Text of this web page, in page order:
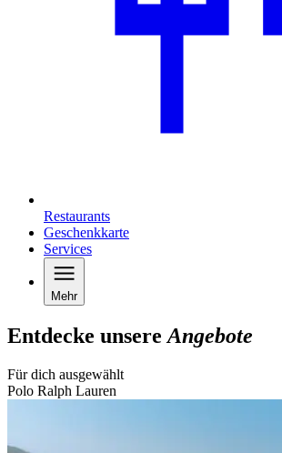
Restaurants
Geschenkkarte
Services
Mehr
Entdecke unsereAngebote
Für dich ausgewählt
Polo Ralph Lauren